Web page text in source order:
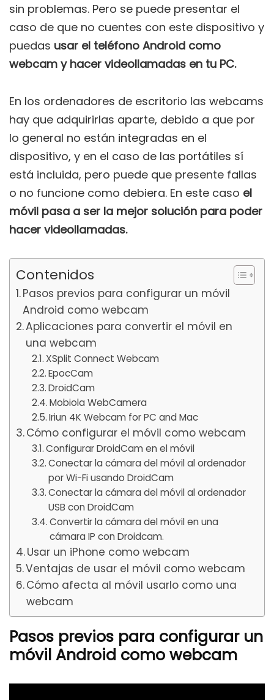
sin problemas. Pero se puede presentar el
caso de que no cuentes con este dispositivo y
puedas usar el teléfono Android como
webcam y hacer videollamadas en tu PC.
En los ordenadores de escritorio las webcams
hay que adquirirlas aparte, debido a que por
lo general no están integradas en el
dispositivo, y en el caso de las portátiles sí
está incluida, pero puede que presente fallas
o no funcione como debiera. En este caso el
móvil pasa a ser la mejor solución para poder
hacer videollamadas.
Contenidos
Pasos previos para configurar un móvil
Android como webcam
Aplicaciones para convertir el móvil en
una webcam
XSplit Connect Webcam
EpocCam
DroidCam
Mobiola WebCamera
Iriun 4K Webcam for PC and Mac
Cómo configurar el móvil como webcam
Configurar DroidCam en el móvil
Conectar la cámara del móvil al ordenador
por Wi-Fi usando DroidCam
Conectar la cámara del móvil al ordenador
USB con DroidCam
Convertir la cámara del móvil en una
cámara IP con Droidcam.
Usar un iPhone como webcam
Ventajas de usar el móvil como webcam
Cómo afecta al móvil usarlo como una
webcam
Pasos previos para configurar un
móvil Android como webcam